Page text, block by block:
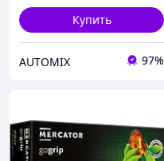
Купить
AUTOMIX 97%